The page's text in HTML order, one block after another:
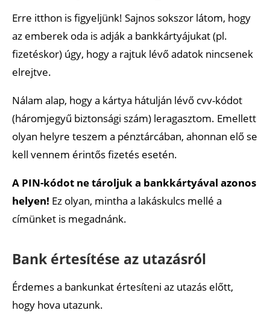
Erre itthon is figyeljünk! Sajnos sokszor látom, hogy
az emberek oda is adják a bankkártyájukat (pl.
fizetéskor) úgy, hogy a rajtuk lévő adatok nincsenek
elrejtve.
Nálam alap, hogy a kártya hátulján lévő cvv-kódot
(háromjegyű biztonsági szám) leragasztom. Emellett
olyan helyre teszem a pénztárcában, ahonnan elő se
kell vennem érintős fizetés esetén.
A PIN-kódot ne tároljuk a bankkártyával azonos
helyen! Ez olyan, mintha a lakáskulcs mellé a
címünket is megadnánk.
Bank értesítése az utazásról
Érdemes a bankunkat értesíteni az utazás előtt,
hogy hova utazunk.